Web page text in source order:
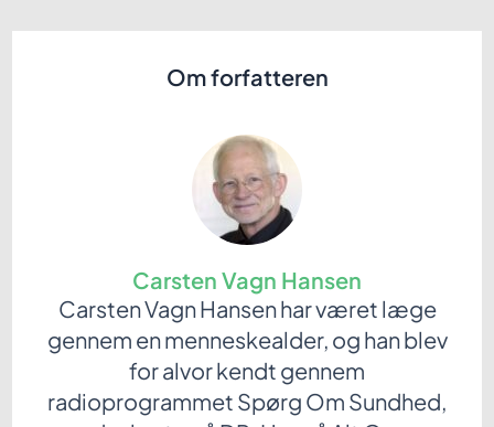
Om forfatteren
Carsten Vagn Hansen
Carsten Vagn Hansen har været læge
gennem en menneskealder, og han blev
for alvor kendt gennem
radioprogrammet Spørg Om Sundhed,